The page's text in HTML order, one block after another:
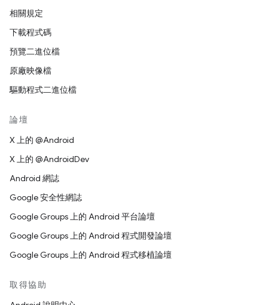
相關規定
下載程式碼
預覽二進位檔
原廠映像檔
驅動程式二進位檔
論壇
X 上的 @Android
X 上的 @AndroidDev
Android 網誌
Google 安全性網誌
Google Groups 上的 Android 平台論壇
Google Groups 上的 Android 程式開發論壇
Google Groups 上的 Android 程式移植論壇
取得協助